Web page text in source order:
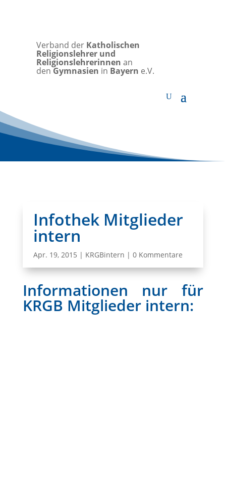
Verband der Katholischen
Religionslehrer und
Religionslehrerinnen an
denGymnasien in Bayern e.V.
Infothek Mitglieder
intern
Apr. 19, 2015 | KRGBintern | 0 Kommentare
Informationen nur für
KRGB Mitglieder intern: